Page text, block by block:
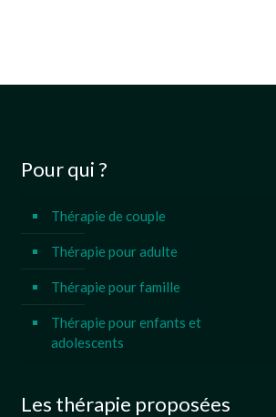
Pour qui ?
Thérapie de couple
Thérapie pour adulte
Thérapie pour famille
Thérapie pour enfants et
adolescents
Les thérapie proposées